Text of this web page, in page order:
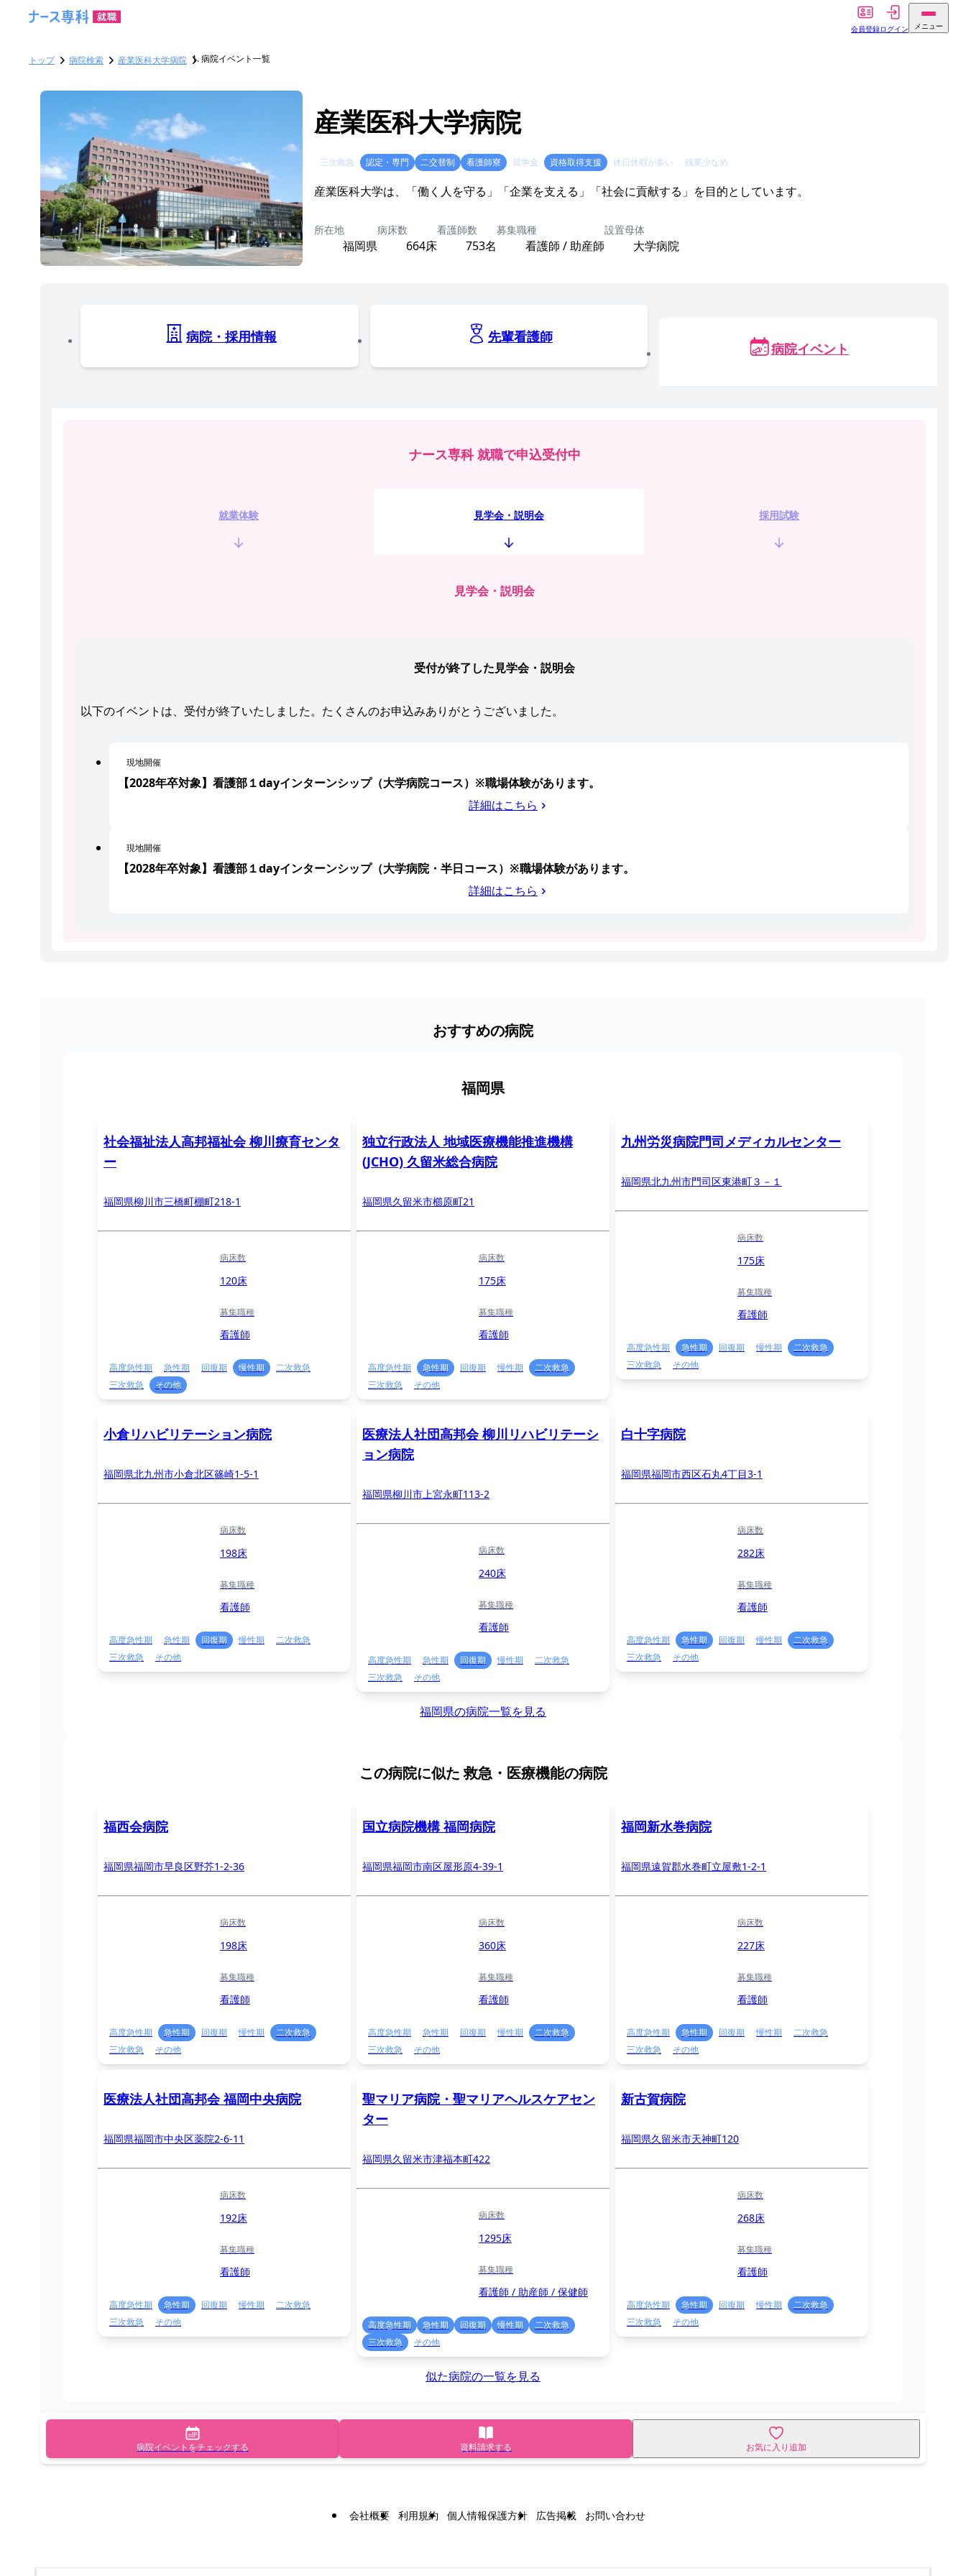
会員登録ログイン メニュー
トップ 病院検索 産業医科大学病院 病院イベント一覧
産業医科大学病院
三次救急 認定・専門 二交替制 看護師寮 奨学金 資格取得支援 休日休暇が多い 残業少なめ
産業医科大学は、「働く人を守る」「企業を支える」「社会に貢献する」を目的としています。
所在地
福岡県
病床数
664床
看護師数
753名
募集職種
看護師 / 助産師
設置母体
大学病院
病院・採用情報 先輩看護師
病院イベント
ナース専科 就職で申込受付中
就業体験 見学会・説明会 採用試験
見学会・説明会
受付が終了した見学会・説明会
以下のイベントは、受付が終了いたしました。たくさんのお申込みありがとうございました。
現地開催
【2028年卒対象】看護部１dayインターンシップ（大学病院コース）※職場体験があります。
詳細はこちら
現地開催
【2028年卒対象】看護部１dayインターンシップ（大学病院・半日コース）※職場体験があります。
詳細はこちら
おすすめの病院
福岡県
社会福祉法人高邦福祉会 柳川療育センタ
ー
福岡県柳川市三橋町棚町218-1
病床数
120床
募集職種
看護師
高度急性期 急性期 回復期 慢性期
二次救急
三次救急
その他
独立行政法人 地域医療機能推進機構
(JCHO) 久留米総合病院
福岡県久留米市櫛原町21
病床数
175床
募集職種
看護師
高度急性期 急性期 回復期 慢性期
二次救急
三次救急
その他
九州労災病院門司メディカルセンター
福岡県北九州市門司区東港町３－１
病床数
175床
募集職種
看護師
高度急性期 急性期 回復期 慢性期
二次救急
三次救急
その他
小倉リハビリテーション病院
福岡県北九州市小倉北区篠崎1-5-1
病床数
198床
募集職種
看護師
高度急性期 急性期 回復期 慢性期
二次救急
三次救急
その他
医療法人社団高邦会 柳川リハビリテーシ
ョン病院
福岡県柳川市上宮永町113-2
病床数
240床
募集職種
看護師
高度急性期 急性期 回復期 慢性期
二次救急
三次救急
その他
白十字病院
福岡県福岡市西区石丸4丁目3-1
病床数
282床
募集職種
看護師
高度急性期 急性期 回復期 慢性期
二次救急
三次救急
その他
福岡県の病院一覧を見る
この病院に似た 救急・医療機能の病院
福西会病院
福岡県福岡市早良区野芥1-2-36
病床数
198床
募集職種
看護師
高度急性期 急性期 回復期 慢性期
二次救急
三次救急
その他
国立病院機構 福岡病院
福岡県福岡市南区屋形原4-39-1
病床数
360床
募集職種
看護師
高度急性期 急性期 回復期 慢性期
二次救急
三次救急
その他
福岡新水巻病院
福岡県遠賀郡水巻町立屋敷1-2-1
病床数
227床
募集職種
看護師
高度急性期 急性期 回復期 慢性期
二次救急
三次救急
その他
医療法人社団高邦会 福岡中央病院
福岡県福岡市中央区薬院2-6-11
病床数
192床
募集職種
看護師
高度急性期 急性期 回復期 慢性期
二次救急
三次救急
その他
聖マリア病院・聖マリアヘルスケアセン
ター
福岡県久留米市津福本町422
病床数
1295床
募集職種
看護師 / 助産師 / 保健師
高度急性期 急性期 回復期 慢性期
二次救急
三次救急
その他
新古賀病院
福岡県久留米市天神町120
病床数
268床
募集職種
看護師
高度急性期 急性期 回復期 慢性期
二次救急
三次救急
その他
似た病院の一覧を見る
病院イベントをチェックする 資料請求する お気に入り追加
会社概要 利用規約 個人情報保護方針 広告掲載 お問い合わせ